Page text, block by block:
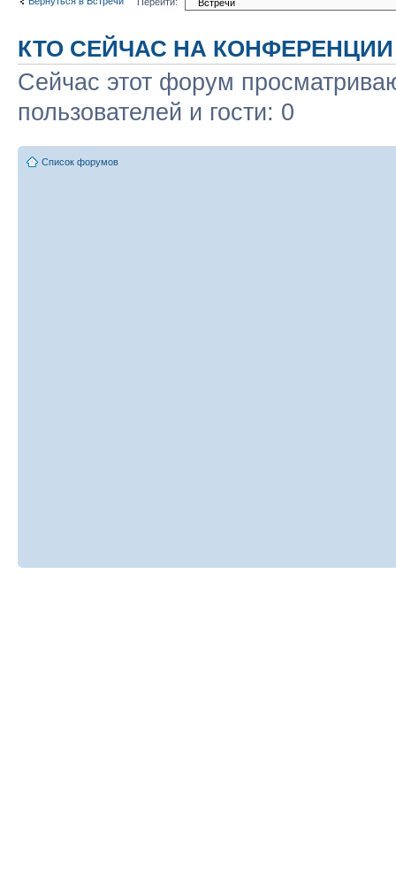
КТО СЕЙЧАС НА КОНФЕРЕНЦИИ
Сейчас этот форум
пользователей и гости: 0
Список форумов